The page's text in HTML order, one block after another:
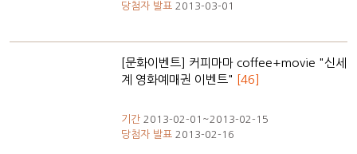
당첨자 발표 2013-03-01
[문화이벤트] 커피마마 coffee+movie "신세
계 영화예매권 이벤트"
[46]
기간 2013-02-01~2013-02-15
당첨자 발표 2013-02-16